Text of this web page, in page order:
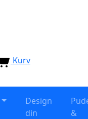
Kurv
Design
din
&